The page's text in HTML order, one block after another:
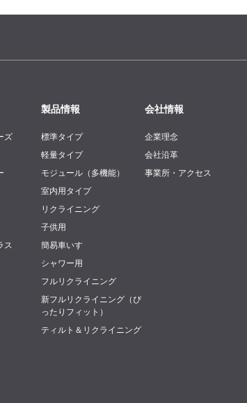
ズ
ス
製品情報
標準タイプ
軽量タイプ
モジュール（多機能）
室内用タイプ
リクライニング
子供用
簡易車いす
シャワー用
フルリクライニング
新フルリクライニング（ぴ
ったりフィット）
ティルト＆リクライニング
会社情報
企業理念
会社沿革
事業所・アクセス